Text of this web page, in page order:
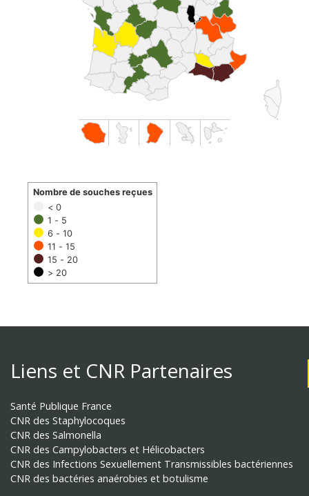
< 0
1 - 5
6 - 10
11 - 15
15 - 20
> 20
Nombre de souches reçues
Liens et CNR Partenaires
Santé Publique France
CNR des Staphylocoques
CNR des Salmonella
CNR des Campylobacters et Hélicobacters
CNR des Infections Sexuellement Transmissibles bactériennes
CNR des bactéries anaérobies et botulisme